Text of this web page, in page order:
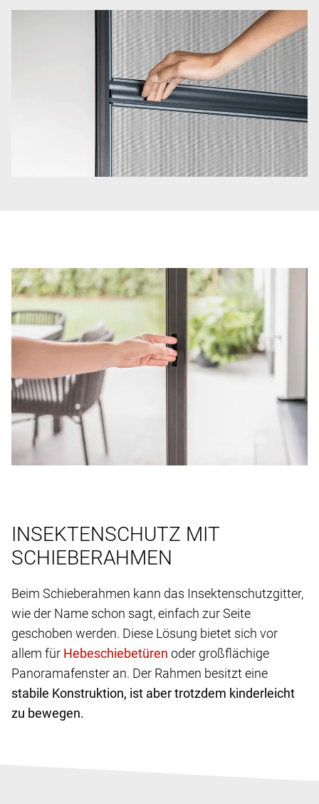
INSEKTENSCHUTZ MIT
SCHIEBERAHMEN
Beim Schieberahmen kann das Insektenschutzgitter,
wie der Name schon sagt, einfach zur Seite
geschoben werden. Diese Lösung bietet sich vor
allem für
oder großflächige
Panoramafenster an. Der Rahmen besitzt eine
stabile Konstruktion, ist aber trotzdem kinderleicht
zu bewegen.